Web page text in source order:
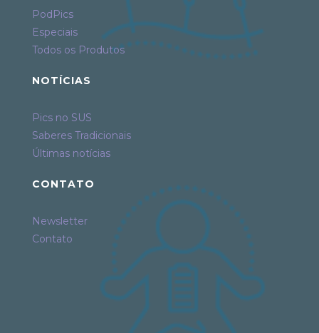
PodPics
Especiais
Todos os Produtos
NOTÍCIAS
Pics no SUS
Saberes Tradicionais
Últimas notícias
CONTATO
Newsletter
Contato